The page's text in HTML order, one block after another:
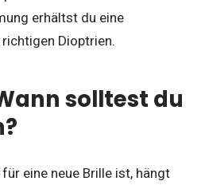
erhältst du eine
Dioptrien.
solltest du
eine neue Brille ist, hängt